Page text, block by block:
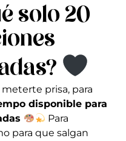
solo 20
meterte prisa, para
disponible para
Para
para que salgan